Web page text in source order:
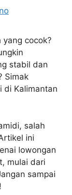
yang cocok?
stabil dan
Simak
di Kalimantan
salah
ini
lowongan
mulai dari
sampai